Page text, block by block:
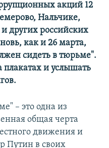
акций 12
Нальчике,
других российских
как и 26 марта,
сидеть в тюрьме".
и услышать
– это одна из
общая черта
движения и
Путин в своих